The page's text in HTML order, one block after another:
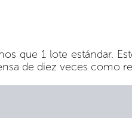
que 1 lote estándar.
de diez veces como